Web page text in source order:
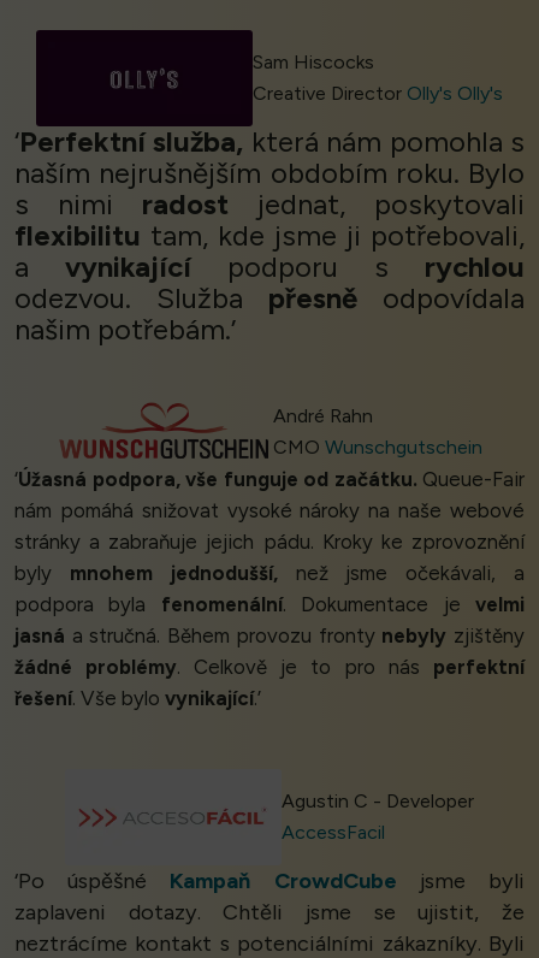
Sam Hiscocks
Creative Director Olly's Olly's
‘Perfektní služba, která nám pomohla s
naším nejrušnějším obdobím roku. Bylo
s nimi radost jednat, poskytovali
flexibilitu tam, kde jsme ji potřebovali,
a vynikajícípodporu s rychlou
odezvou. Služba přesně odpovídala
našim potřebám.’
André Rahn
CMO Wunschgutschein
‘Úžasná podpora, vše funguje od začátku. Queue-Fair
nám pomáhá snižovat vysoké nároky na naše webové
stránky a zabraňuje jejich pádu. Kroky ke zprovoznění
byly mnohem jednodušší,než jsme očekávali, a
podpora byla fenomenální. Dokumentace jevelmi
jasná a stručná. Během provozu fronty nebyly zjištěny
žádné problémy. Celkově je to pro nás perfektní
řešení. Vše bylo vynikající.’
Agustin C - Developer
AccessFacil
‘Po úspěšné Kampaň CrowdCube jsme byli
zaplaveni dotazy. Chtěli jsme se ujistit, že
neztrácíme kontakt s potenciálními zákazníky. Byli